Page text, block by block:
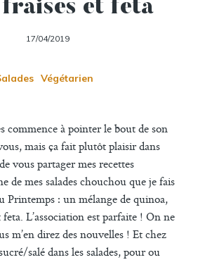
et feta
17/04/2019
Végétarien
commence à pointer le bout de son
mais ça fait plutôt plaisir dans
vous partager mes recettes
de mes salades chouchou que je fais
Printemps : un mélange de quinoa,
L’association est parfaite ! On ne
m’en direz des nouvelles ! Et chez
salé dans les salades, pour ou